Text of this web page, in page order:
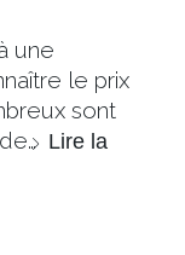
une
le prix
sont
Lire la